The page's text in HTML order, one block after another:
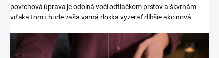
povrchová úprava je odolná voči odtlačkom prstov a škvrnám –
vďaka tomu bude vaša varná doska vyzerať dlhšie ako nová.